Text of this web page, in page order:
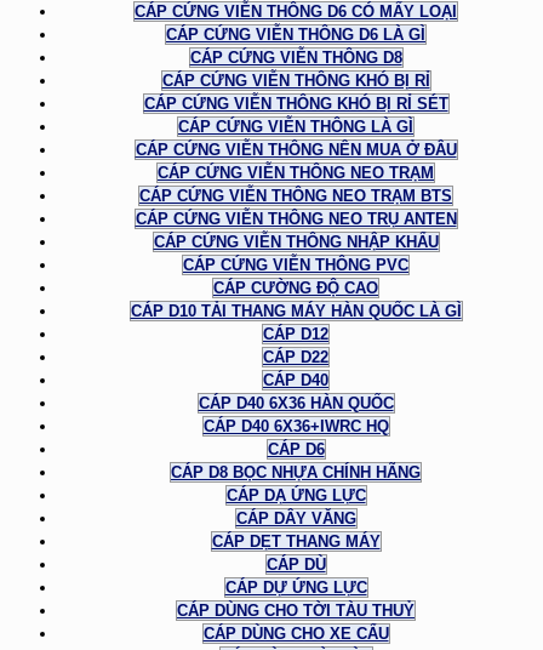
CÁP CỨNG VIỄN THÔNG D6 CÓ MẤY LOẠI
CÁP CỨNG VIỄN THÔNG D6 LÀ GÌ
CÁP CỨNG VIỄN THÔNG D8
CÁP CỨNG VIỄN THÔNG KHÓ BỊ RỈ
CÁP CỨNG VIỄN THÔNG KHÓ BỊ RỈ SÉT
CÁP CỨNG VIỄN THÔNG LÀ GÌ
CÁP CỨNG VIỄN THÔNG NÊN MUA Ở ĐÂU
CÁP CỨNG VIỄN THÔNG NEO TRẠM
CÁP CỨNG VIỄN THÔNG NEO TRẠM BTS
CÁP CỨNG VIỄN THÔNG NEO TRỤ ANTEN
CÁP CỨNG VIỄN THÔNG NHẬP KHẨU
CÁP CỨNG VIỄN THÔNG PVC
CÁP CƯỜNG ĐỘ CAO
CÁP D10 TẢI THANG MÁY HÀN QUỐC LÀ GÌ
CÁP D12
CÁP D22
CÁP D40
CÁP D40 6X36 HÀN QUỐC
CÁP D40 6X36+IWRC HQ
CÁP D6
CÁP D8 BỌC NHỰA CHÍNH HÃNG
CÁP DẠ ỨNG LỰC
CÁP DÂY VĂNG
CÁP DẸT THANG MÁY
CÁP DÙ
CÁP DỰ ỨNG LỰC
CÁP DÙNG CHO TỜI TÀU THUỶ
CÁP DÙNG CHO XE CẨU